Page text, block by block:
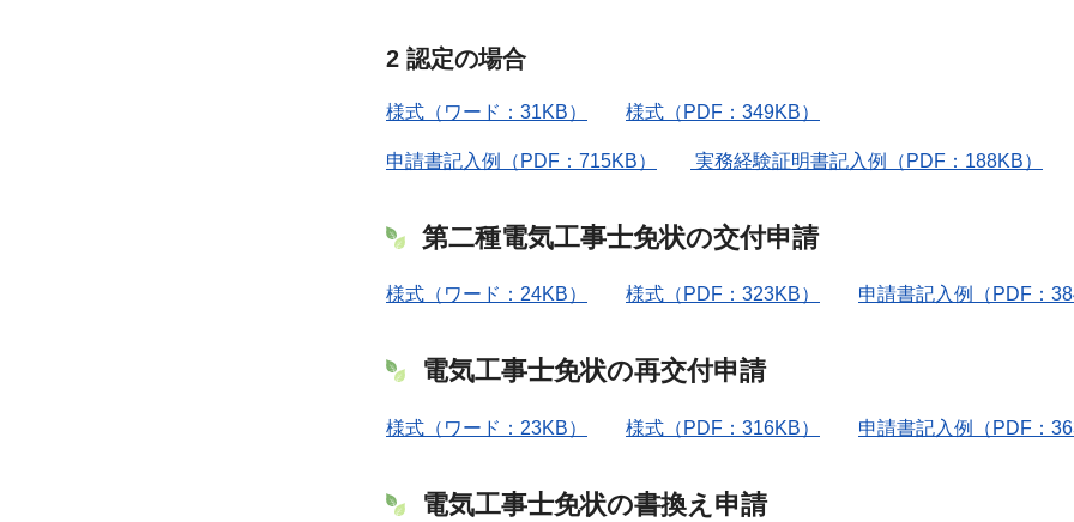
2 認定の場合
様式（ワード：31KB） 様式（PDF：349KB）
申請書記入例（PDF：715KB） 実務経験証明書記入例（PDF：188KB）
第二種電気工事士免状の交付申請
様式（ワード：24KB） 様式（PDF：323KB） 申請書記入例（PDF：
電気工事士免状の再交付申請
様式（ワード：23KB） 様式（PDF：316KB） 申請書記入例（PDF：
電気工事士免状の書換え申請